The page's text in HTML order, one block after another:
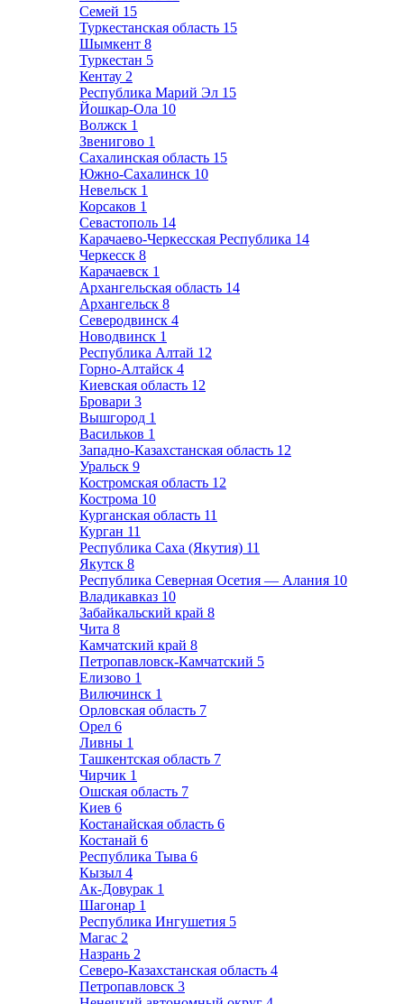
Семей 15
Туркестанская область 15
Шымкент 8
Туркестан 5
Кентау 2
Республика Марий Эл 15
Йошкар-Ола 10
Волжск 1
Звенигово 1
Сахалинская область 15
Южно-Сахалинск 10
Невельск 1
Корсаков 1
Севастополь 14
Карачаево-Черкесская Республика 14
Черкесск 8
Карачаевск 1
Архангельская область 14
Архангельск 8
Северодвинск 4
Новодвинск 1
Республика Алтай 12
Горно-Алтайск 4
Киевская область 12
Бровари 3
Вышгород 1
Васильков 1
Западно-Казахстанская область 12
Уральск 9
Костромская область 12
Кострома 10
Курганская область 11
Курган 11
Республика Саха (Якутия) 11
Якутск 8
Республика Северная Осетия — Алания 10
Владикавказ 10
Забайкальский край 8
Чита 8
Камчатский край 8
Петропавловск-Камчатский 5
Елизово 1
Вилючинск 1
Орловская область 7
Орел 6
Ливны 1
Ташкентская область 7
Чирчик 1
Ошская область 7
Киев 6
Костанайская область 6
Костанай 6
Республика Тыва 6
Кызыл 4
Ак-Довурак 1
Шагонар 1
Республика Ингушетия 5
Магас 2
Назрань 2
Северо-Казахстанская область 4
Петропавловск 3